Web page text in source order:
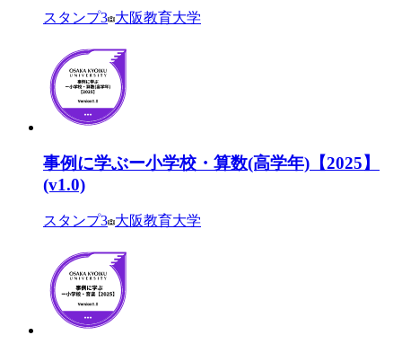
スタンプ3 大阪教育大学
事例に学ぶー小学校・算数(高学年)【2025】
(v1.0)
スタンプ3 大阪教育大学